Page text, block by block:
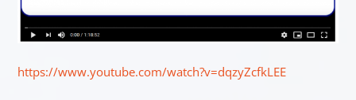
https://www.youtube.com/watch?v=dqzyZcfkLEE